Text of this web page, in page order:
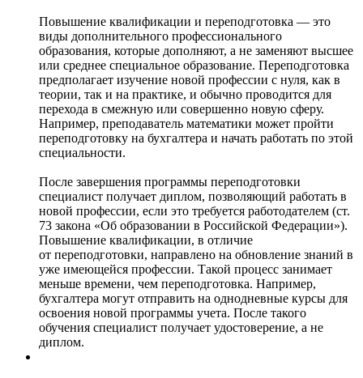
Повышение квалификации и переподготовка — это
виды дополнительного профессионального
образования, которые дополняют, а не заменяют высшее
или среднее специальное образование. Переподготовка
предполагает изучение новой профессии с нуля, как в
теории, так и на практике, и обычно проводится для
перехода в смежную или совершенно новую сферу.
Например, преподаватель математики может пройти
переподготовку на бухгалтера и начать работать по этой
специальности.
После завершения программы переподготовки
специалист получает диплом, позволяющий работать в
новой профессии, если это требуется работодателем (ст.
73 закона «Об образовании в Российской Федерации»).
Повышение квалификации, в отличие
от переподготовки, направлено на обновление знаний в
уже имеющейся профессии. Такой процесс занимает
меньше времени, чем переподготовка. Например,
бухгалтера могут отправить на однодневные курсы для
освоения новой программы учета. После такого
обучения специалист получает удостоверение, а не
диплом.